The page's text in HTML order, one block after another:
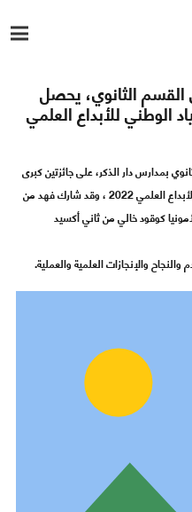
الثانوي، يحصل
الوطني للأبداع العلمي
بمدارس دار الذكر، على جائزتين كبرى
خلال مشاركته في فعاليات الأولمبياد الوطني للأبداع العلمي 2022 ، وقد شارك فهد من
كوقود خالي من ثاني أكسيد
والإنجازات العلمية والعملية.